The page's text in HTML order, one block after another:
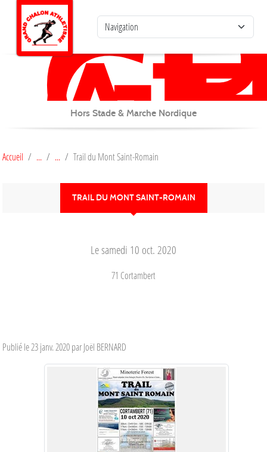
Hors Stade & Marche Nordique
Accueil Trail du Mont Saint-Romain
TRAIL DU MONT SAINT-ROMAIN
Lesamedi 10 oct. 2020
71 Cortambert
Publié le23 janv. 2020par Joël BERNARD
Panneau de gestion des cookies